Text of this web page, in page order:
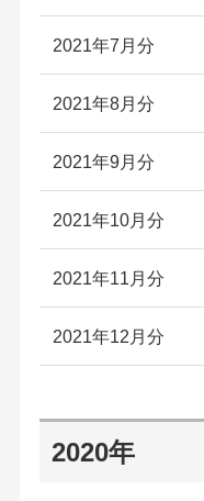
2021年7月分
2021年8月分
2021年9月分
2021年10月分
2021年11月分
2021年12月分
2020年